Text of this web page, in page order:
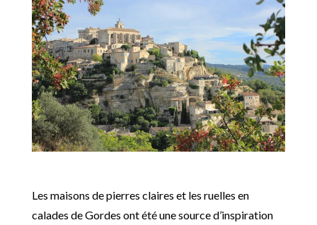
Les maisons de pierres claires et les ruelles en
calades de Gordes ont été une source d’inspiration